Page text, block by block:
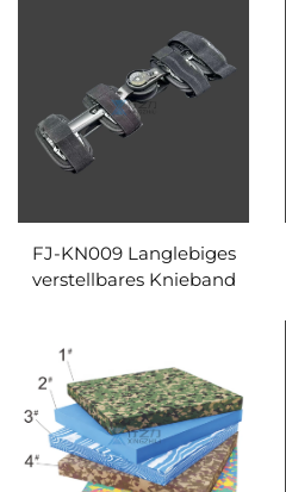
FJ-KN009 Langlebiges
verstellbares Knieband